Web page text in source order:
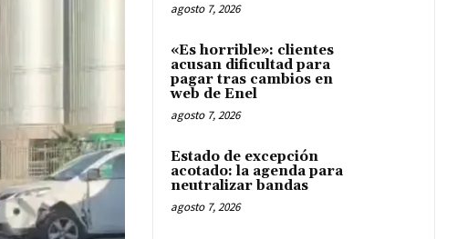
agosto 7, 2026
«Es horrible»: clientes
acusan dificultad para
pagar tras cambios en
web de Enel
agosto 7, 2026
Estado de excepción
acotado: la agenda para
neutralizar bandas
agosto 7, 2026